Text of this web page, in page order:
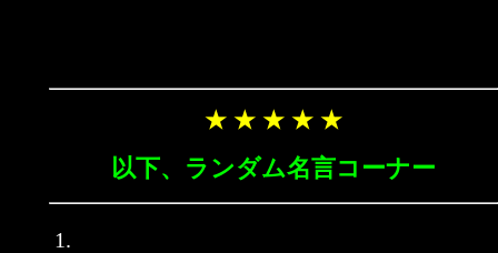
★ ★ ★ ★ ★
以下、ランダム名言コーナー
1.